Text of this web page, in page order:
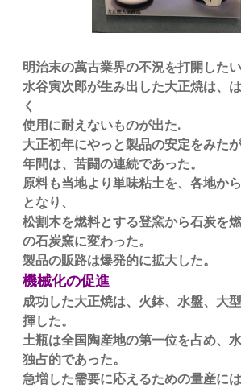
明治末の萬古業界の不況を打開した
水谷寅次郎が生み出した大正焼は、
く
使用に耐えないものが出た.
大正初年にやっと製品の安定をみた
年間は、苦闘の連続であった。
原料も当地より単味粘土を、各地か
となり、
松割木を燃料とする登窯から石炭を
の石炭窯に変わった。
製品の販路は爆発的に拡大した。
機械化の促進
成功した大正焼は、火鉢、水盤、大
揮した。
土瓶は全国陶産地の第一位を占め、
独占的であった。
急増した需要に応えるための量産に